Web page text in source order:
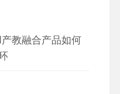
产教融合产品如何